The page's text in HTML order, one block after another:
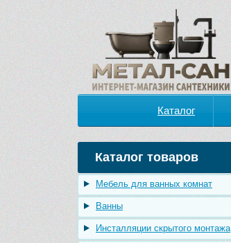
Каталог
Каталог товаров
Мебель для ванных комнат
Ванны
Инсталляции скрытого монтажа